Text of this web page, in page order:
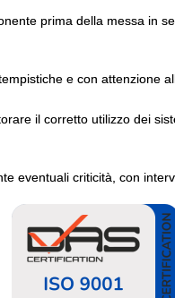
prima della messa in
e con attenzione
il corretto utilizzo dei
eventuali criticità, con